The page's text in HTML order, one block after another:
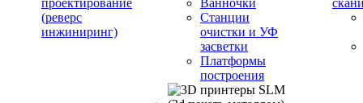
проектирование
(реверс
инжиниринг)
Ванночки
Станции
очистки и УФ
засветки
Платформы
построения